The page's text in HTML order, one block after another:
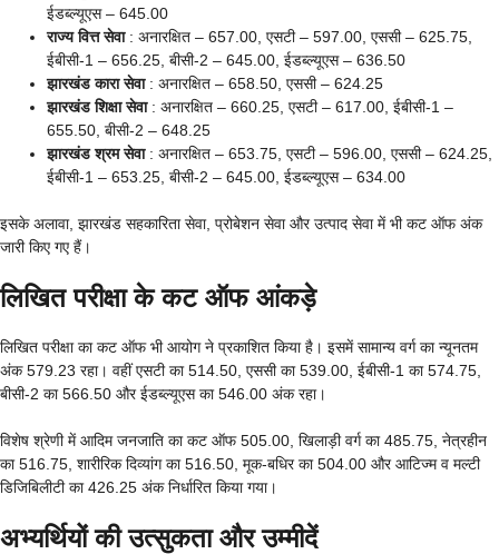
ईडब्ल्यूएस – 645.00
राज्य वित्त सेवा: अनारक्षित – 657.00, एसटी – 597.00, एससी – 625.75,
ईबीसी-1 – 656.25, बीसी-2 – 645.00, ईडब्ल्यूएस – 636.50
झारखंड कारा सेवा: अनारक्षित – 658.50, एससी – 624.25
झारखंड शिक्षा सेवा: अनारक्षित – 660.25, एसटी – 617.00, ईबीसी-1 –
655.50, बीसी-2 – 648.25
झारखंड श्रम सेवा: अनारक्षित – 653.75, एसटी – 596.00, एससी – 624.25,
ईबीसी-1 – 653.25, बीसी-2 – 645.00, ईडब्ल्यूएस – 634.00
इसके अलावा, झारखंड सहकारिता सेवा, प्रोबेशन सेवा और उत्पाद सेवा में भी कट ऑफ अंक
जारी किए गए हैं।
लिखित परीक्षा के कट ऑफ आंकड़े
लिखित परीक्षा का कट ऑफ भी आयोग ने प्रकाशित किया है। इसमें सामान्य वर्ग का न्यूनतम
अंक 579.23 रहा। वहीं एसटी का 514.50, एससी का 539.00, ईबीसी-1 का 574.75,
बीसी-2 का 566.50 और ईडब्ल्यूएस का 546.00 अंक रहा।
विशेष श्रेणी में आदिम जनजाति का कट ऑफ 505.00, खिलाड़ी वर्ग का 485.75, नेत्रहीन
का 516.75, शारीरिक दिव्यांग का 516.50, मूक-बधिर का 504.00 और आटिज्म व मल्टी
डिजिबिलीटी का 426.25 अंक निर्धारित किया गया।
अभ्यर्थियों की उत्सुकता और उम्मीदें